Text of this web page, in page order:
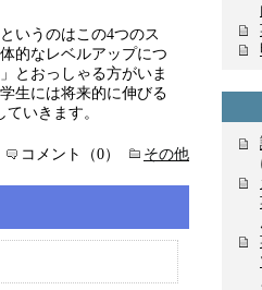
いうのはこの4つのス
的なレベルアップにつ
とおっしゃる方がいま
生には将来的に伸びる
いきます。
コメント（0） その他